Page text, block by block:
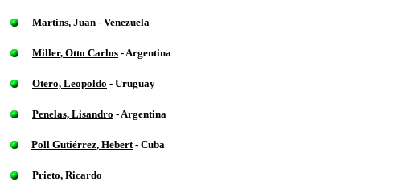
Martins, Juan - Venezuela
Miller, Otto Carlos - Argentina
Otero, Leopoldo - Uruguay
Penelas, Lisandro - Argentina
Poll Gutiérrez, Hebert- Cuba
Prieto, Ricardo